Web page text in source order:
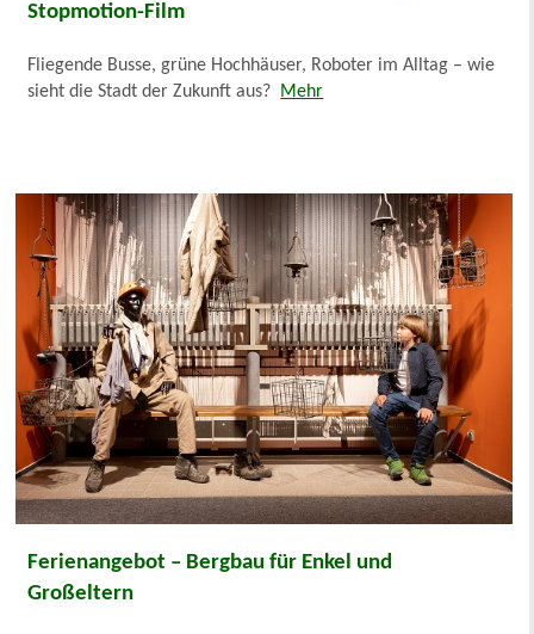
Stopmotion-Film
Fliegende Busse, grüne Hochhäuser, Roboter im Alltag – wie
sieht die Stadt der Zukunft aus?
Mehr
Ferienangebot – Bergbau für Enkel und
Großeltern